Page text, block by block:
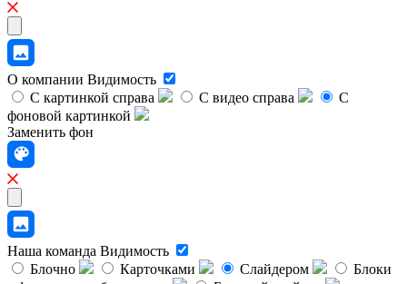
О компании Видимость
С картинкой справа
С видео справа
С
фоновой картинкой
Заменить фон
Наша команда Видимость
Блочно
Карточками Слайдером
Блоки